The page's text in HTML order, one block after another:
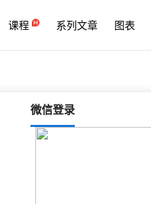
课程 系列文章 图表
微信登录